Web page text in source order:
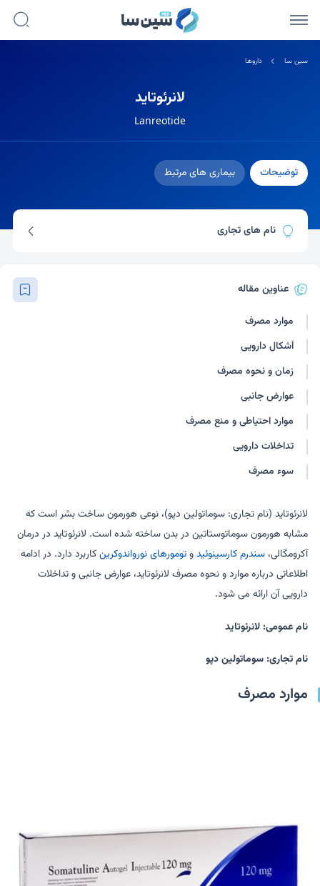
سین سا داروها
لانرئوتاید
Lanreotide
توضیحات بیماری های مرتبط
نام های تجاری
عناوین مقاله
موارد مصرف
اَشکال دارویی
زمان و نحوه مصرف
عوارض جانبی
موارد احتیاطی و منع مصرف
تداخلات دارویی
سوء مصرف
لانرئوتاید (نام تجاری: سوماتولین دپو)، نوعی هورمون ساخت بشر است که
مشابه هورمون سوماتوستاتین در بدن ساخته شده است. لانرئوتاید در درمان
آکرومگالی،سندرم کارسینوئیدوتومورهای نورواندوکرینکاربرد دارد. در ادامه
اطلاعاتی درباره موارد و نحوه مصرف لانرئوتاید، عوارض جانبی و تداخلات
دارویی آن ارائه می شود.
نام عمومی: لانرئوتاید
نام تجاری: سوماتولین دپو
موارد مصرف